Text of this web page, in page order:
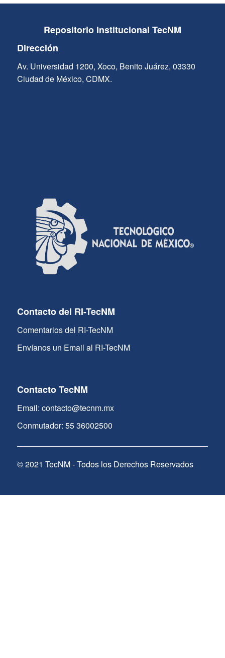
Repositorio Institucional TecNM
Dirección
Av. Universidad 1200, Xoco, Benito Juárez, 03330
Ciudad de México, CDMX.
Contacto del RI-TecNM
Comentarios del RI-TecNM
Envíanos un Email al RI-TecNM
Contacto TecNM
Email: contacto@tecnm.mx
Conmutador: 55 36002500
© 2021 TecNM - Todos los Derechos Reservados